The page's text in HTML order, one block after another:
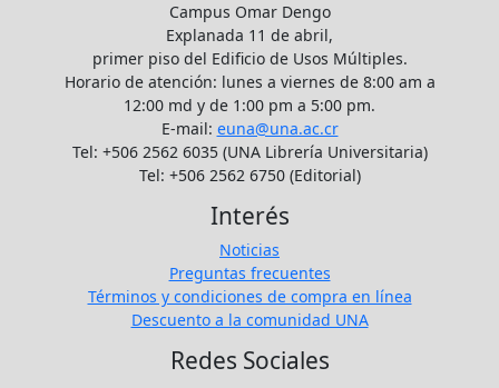
Campus Omar Dengo
Explanada 11 de abril,
primer piso del Edificio de Usos Múltiples.
Horario de atención: lunes a viernes de 8:00 am a
12:00 md y de 1:00 pm a 5:00 pm.
E-mail: euna@una.ac.cr
Tel: +506 2562 6035 (UNA Librería Universitaria)
Tel: +506 2562 6750 (Editorial)
Interés
Noticias
Preguntas frecuentes
Términos y condiciones de compra en línea
Descuento a la comunidad UNA
Redes Sociales